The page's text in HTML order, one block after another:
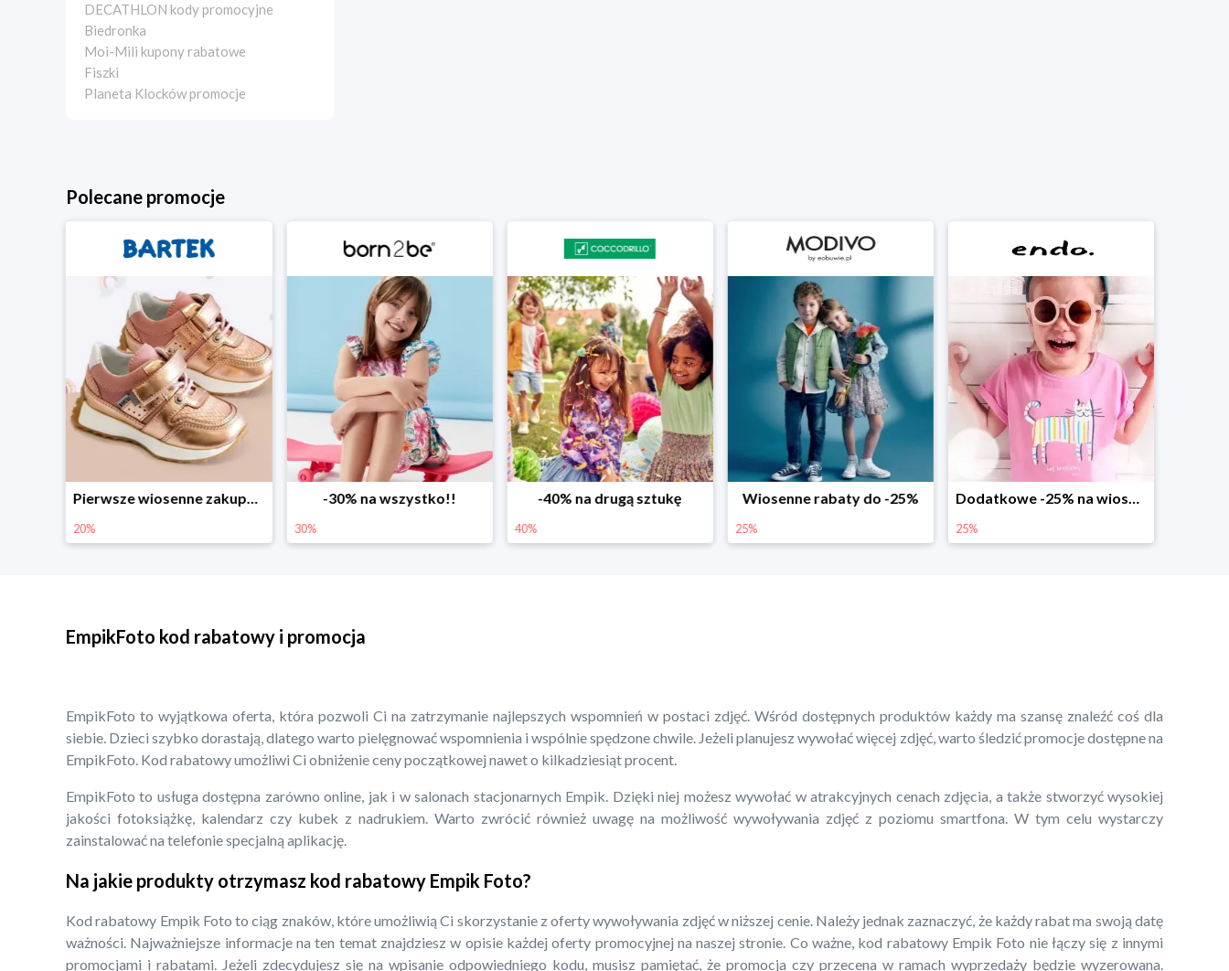
DECATHLON kody promocyjne
Biedronka
Moi-Mili kupony rabatowe
Fiszki
Planeta Klocków promocje
Polecane promocje
Pierwsze wiosenne zakupy -20%
20%
-30% na wszystko!!
30%
-40% na drugą sztukę
40%
Wiosenne rabaty do -25%
25%
Dodatkowe -25% na wiosenne nowości
25%
EmpikFoto kod rabatowy i promocja
EmpikFoto to wyjątkowa oferta, która pozwoli Ci na zatrzymanie najlepszych wspomnień w postaci zdjęć. Wśród dostępnych produktów każdy ma szansę znaleźć coś dla
siebie. Dzieci szybko dorastają, dlatego warto pielęgnować wspomnienia i wspólnie spędzone chwile. Jeżeli planujesz wywołać więcej zdjęć, warto śledzić promocje dostępne na
EmpikFoto. Kod rabatowy umożliwi Ci obniżenie ceny początkowej nawet o kilkadziesiąt procent.
EmpikFoto to usługa dostępna zarówno online, jak i w salonach stacjonarnych Empik. Dzięki niej możesz wywołać w atrakcyjnych cenach zdjęcia, a także stworzyć wysokiej
jakości fotoksiążkę, kalendarz czy kubek z nadrukiem. Warto zwrócić również uwagę na możliwość wywoływania zdjęć z poziomu smartfona. W tym celu wystarczy
zainstalować na telefonie specjalną aplikację.
Na jakie produkty otrzymasz kod rabatowy Empik Foto?
Kod rabatowy Empik Foto to ciąg znaków, które umożliwią Ci skorzystanie z oferty wywoływania zdjęć w niższej cenie. Należy jednak zaznaczyć, że każdy rabat ma swoją datę
ważności. Najważniejsze informacje na ten temat znajdziesz w opisie każdej oferty promocyjnej na naszej stronie. Co ważne, kod rabatowy Empik Foto nie łączy się z innymi
promocjami i rabatami. Jeżeli zdecydujesz się na wpisanie odpowiedniego kodu, musisz pamiętać, że promocja czy przecena w ramach wyprzedaży będzie wyzerowana.